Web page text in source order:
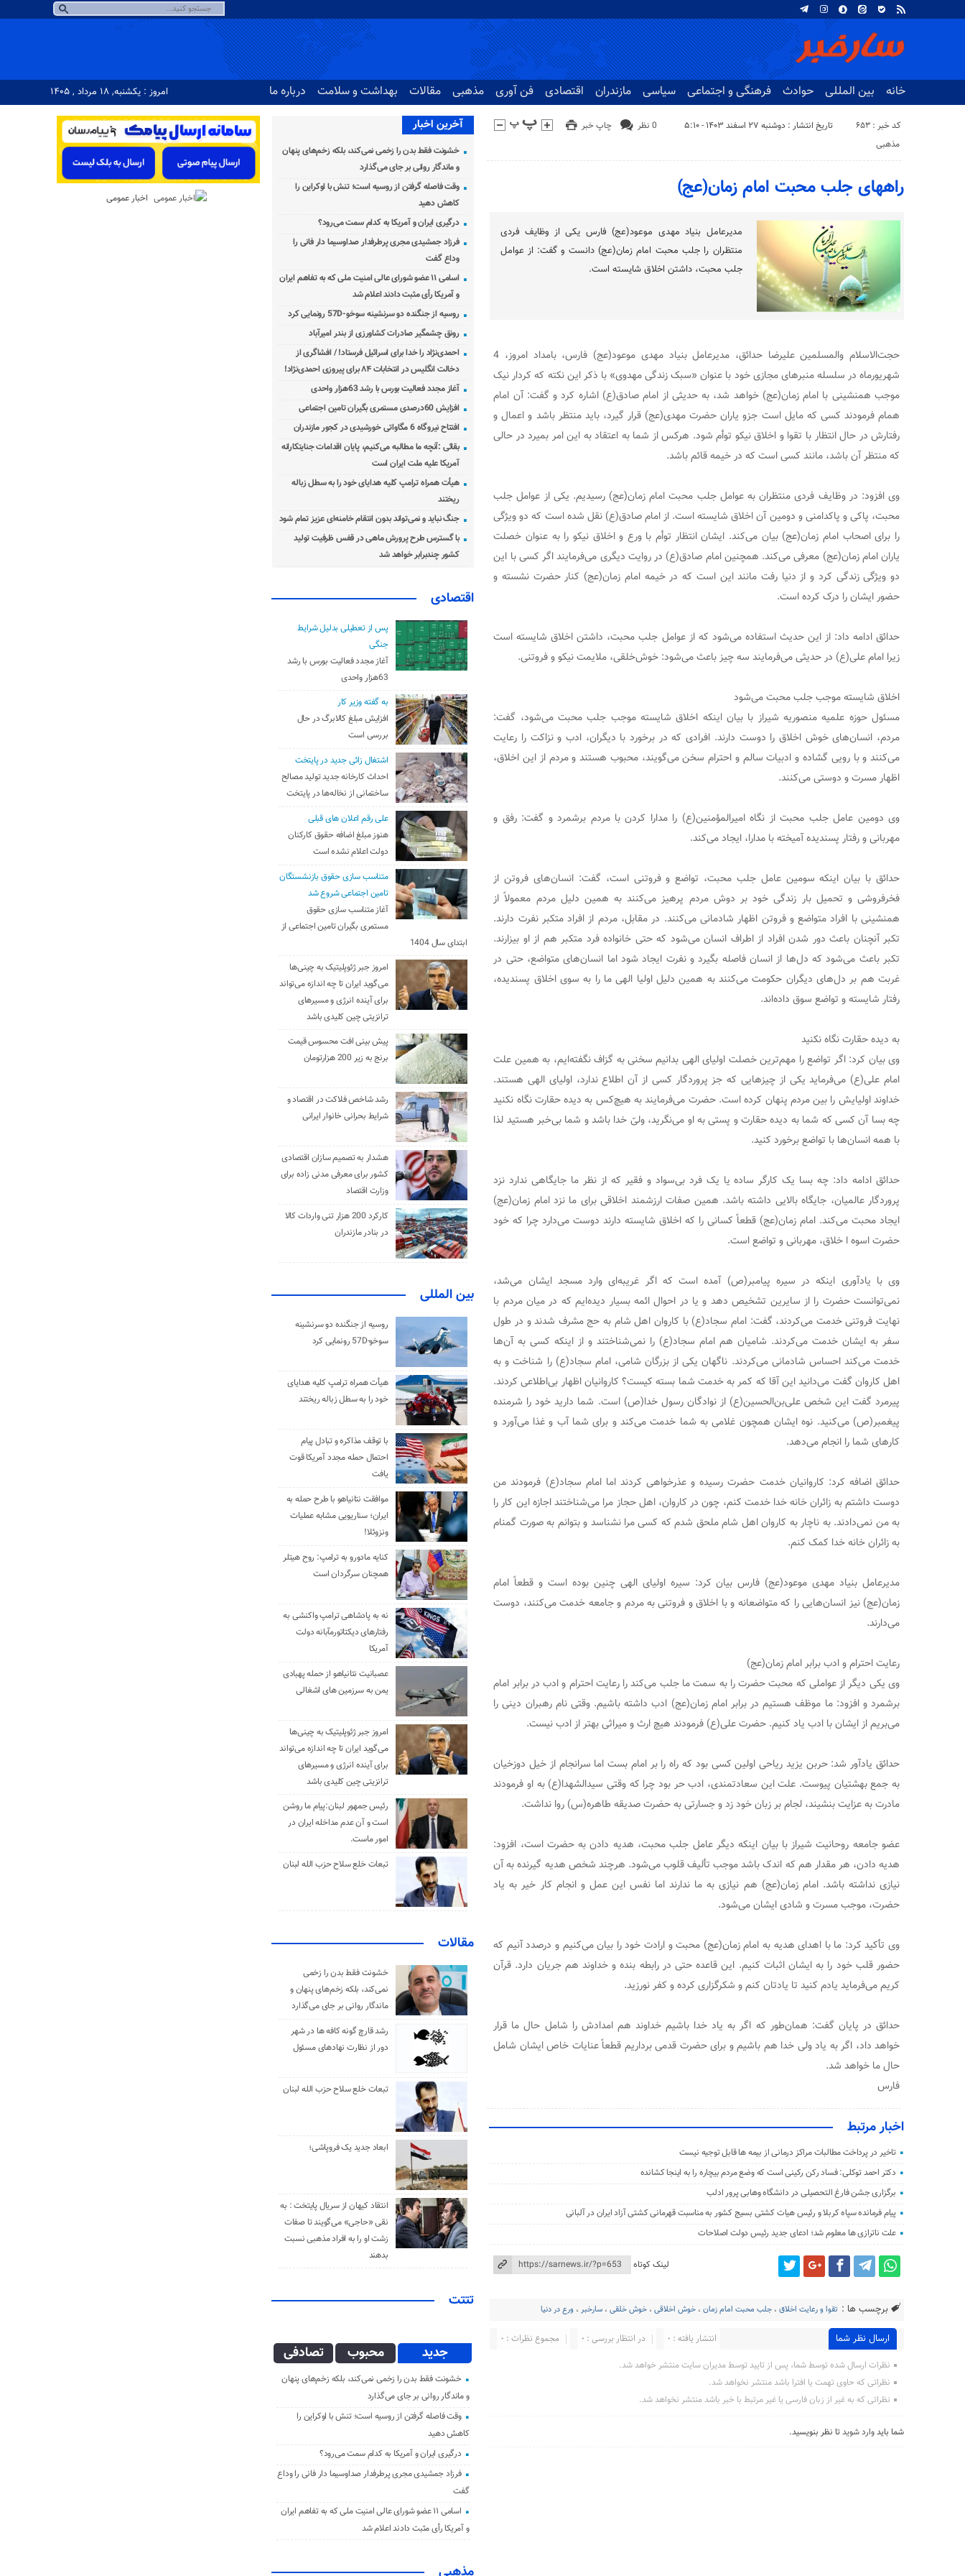
خانه بین المللی حوادث فرهنگی و اجتماعی سیاسی مازندران اقتصادی فن آوری مذهبی مقالات بهداشت و سلامت درباره ما امروز : یکشنبه, ۱۸ مرداد , ۱۴۰۵
کد خبر : 653 تاریخ انتشار : دوشنبه ۲۷ اسفند ۱۴۰۳ - ۵:۱۰ چاپ خبر
0 نظر
مذهبی
راههای جلب محبت امام زمان(عج)
مدیرعامل بنیاد مهدی موعود(عج) فارس یکی از وظایف فردی
منتظران را جلب محبت امام زمان(عج) دانست و گفت: از عوامل
جلب محبت، داشتن اخلاق شایسته است.
حجت‌الاسلام والمسلمین علیرضا حدائق، مدیرعامل بنیاد مهدی موعود(عج) فارس، بامداد امروز، 4
شهریورماه در سلسله منبرهای مجازی خود با عنوان «سبک زندگی مهدوی» با ذکر این نکته که کردار نیک
موجب همنشینی با امام زمان(عج) خواهد شد، به حدیثی از امام صادق(ع) اشاره کرد و گفت: آن امام
همام فرمودند کسی که مایل است جزو یاران حضرت مهدی(عج) قرار گیرد، باید منتظر باشد و اعمال و
رفتارش در حال انتظار با تقوا و اخلاق نیکو توأم شود. هرکس از شما به اعتقاد به این امر بمیرد در حالی
که منتظر آن باشد، مانند کسی است که در خیمه قائم باشد.
وی افزود: در وظایف فردی منتظران به عوامل جلب محبت امام زمان(عج) رسیدیم. یکی از عوامل جلب
محبت، پاکی و پاکدامنی و دومین آن اخلاق شایسته است. از امام صادق(ع) نقل شده است که دو ویژگی
را برای اصحاب امام زمان(عج) بیان می‌کند. ایشان انتظار توأم با ورع و اخلاق نیکو را به عنوان خصلت
یاران امام زمان(عج) معرفی می‌کند. همچنین امام صادق(ع) در روایت دیگری می‌فرمایند اگر کسی با این
دو ویژگی زندگی کرد و از دنیا رفت مانند این است که در خیمه امام زمان(عج) کنار حضرت نشسته و
حضور ایشان را درک کرده است.
حدائق ادامه داد: از این حدیث استفاده می‌شود که از عوامل جلب محبت، داشتن اخلاق شایسته است
زیرا امام علی(ع) در حدیثی می‌فرمایند سه چیز باعث می‌شود: خوش‌خلقی، ملایمت نیکو و فروتنی.
اخلاق شایسته موجب جلب محبت می‌شود
مسئول حوزه علمیه منصوریه شیراز با بیان اینکه اخلاق شایسته موجب جلب محبت می‌شود، گفت:
مردم، انسان‌های خوش اخلاق را دوست دارند. افرادی که در برخورد با دیگران، ادب و نزاکت را رعایت
می‌کنند و با رویی گشاده و ادبیات سالم و احترام سخن می‌گویند، محبوب هستند و مردم از این اخلاق،
اظهار مسرت و دوستی می‌کنند.
وی دومین عامل جلب محبت از نگاه امیرالمؤمنین(ع) را مدارا کردن با مردم برشمرد و گفت: رفق و
مهربانی و رفتار پسندیده آمیخته با مدارا، ایجاد می‌کند.
حدائق با بیان اینکه سومین عامل جلب محبت، تواضع و فروتنی است، گفت: انسان‌های فروتن از
فخرفروشی و تحمیل بار زندگی خود بر دوش مردم پرهیز می‌کنند به همین دلیل مردم معمولاً از
همنشینی با افراد متواضع و فروتن اظهار شادمانی می‌کنند. در مقابل، مردم از افراد متکبر نفرت دارند.
تکبر آنچنان باعث دور شدن افراد از اطراف انسان می‌شود که حتی خانواده فرد متکبر هم از او بیزارند.
تکبر باعث می‌شود که دل‌ها از انسان فاصله بگیرد و نفرت ایجاد شود اما انسان‌های متواضع، حتی در
غربت هم بر دل‌های دیگران حکومت می‌کنند به همین دلیل اولیا الهی ما را به سوی اخلاق پسندیده،
رفتار شایسته و تواضع سوق داده‌اند.
به دیده حقارت نگاه نکنید
وی بیان کرد: اگر تواضع را مهم‌ترین خصلت اولیای الهی بدانیم سخنی به گزاف نگفته‌ایم، به همین علت
امام علی(ع) می‌فرماید یکی از چیزهایی که جز پروردگار کسی از آن اطلاع ندارد، اولیای الهی هستند.
خداوند اولیایش را بین مردم پنهان کرده است. حضرت می‌فرمایند به هیچ‌کس به دیده حقارت نگاه نکنید
چه بسا آن کسی که شما به دیده حقارت و پستی به او می‌نگرید، ولیّ خدا باشد و شما بی‌خبر هستید لذا
با همه انسان‌ها با تواضع برخورد کنید.
حدائق ادامه داد: چه بسا یک کارگر ساده یا یک فرد بی‌سواد و فقیر که از نظر ما جایگاهی ندارد نزد
پروردگار عالمیان، جایگاه بالایی داشته باشد. همین صفات ارزشمند اخلاقی برای ما نزد امام زمان(عج)
ایجاد محبت می‌کند. امام زمان(عج) قطعاً کسانی را که اخلاق شایسته دارند دوست می‌دارد چرا که خود
حضرت اسوه ا خلاق، مهربانی و تواضع است.
وی با یادآوری اینکه در سیره پیامبر(ص) آمده است که اگر غریبه‌ای وارد مسجد ایشان می‎‌شد،
نمی‌توانست حضرت را از سایرین تشخیص دهد و یا در احوال ائمه بسیار دیده‌ایم که در میان مردم با
نهایت فروتنی خدمت می‌کردند، گفت: امام سجاد(ع) با کاروان اهل شام به حج مشرف شدند و در طول
سفر به ایشان خدمت می‌کردند. شامیان هم امام سجاد(ع) را نمی‌شناختند و از اینکه کسی به آن‌ها
خدمت می‌کند احساس شادمانی می‌کردند. ناگهان یکی از بزرگان شامی، امام سجاد(ع) را شناخت و به
اهل کاروان گفت می‌دانید این آقا که کمر به خدمت شما بسته کیست؟ کاروانیان اظهار بی‌اطلاعی کردند.
پیرمرد گفت این شخص علی‌بن‌الحسین(ع) از نوادگان رسول خدا(ص) است. شما دارید خود را شرمنده
پیغمبر(ص) می‌کنید. نوه ایشان همچون غلامی به شما خدمت می‌کند و برای شما آب و غذا می‌آورد و
کارهای شما را انجام می‌دهد.
حدائق اضافه کرد: کاروانیان خدمت حضرت رسیده و عذرخواهی کردند اما امام سجاد(ع) فرمودند من
دوست داشتم به زائران خانه خدا خدمت کنم، چون در کاروان، اهل حجاز مرا می‌شناختند اجازه این کار را
به من نمی‌دادند. به ناچار به کاروان اهل شام ملحق شدم که کسی مرا نشناسد و بتوانم به صورت گمنام
به زائران خانه خدا کمک کنم.
مدیرعامل بنیاد مهدی موعود(عج) فارس بیان کرد: سیره اولیای الهی چنین بوده است و قطعاً امام
زمان(عج) نیز انسان‌هایی را که متواضعانه و با اخلاق و فروتنی به مردم و جامعه خدمت می‌کنند، دوست
می‌دارند.
رعایت احترام و ادب برابر امام زمان(عج)
وی یکی دیگر از عواملی که محبت حضرت را به سمت ما جلب می‌کند را رعایت احترام و ادب در برابر امام
برشمرد و افزود: ما موظف هستیم در برابر امام زمان(عج) ادب داشته باشیم. وقتی نام رهبران دینی را
می‌بریم از ایشان با ادب یاد کنیم. حضرت علی(ع) فرمودند هیچ ارث و میراثی بهتر از ادب نیست.
حدائق یادآور شد: حربن یزید ریاحی اولین کسی بود که راه را بر امام بست اما سرانجام از خیل دوزخیان
به جمع بهشتیان پیوست. علت این سعادتمندی، ادب حر بود چرا که وقتی سیدالشهدا(ع) به او فرمودند
مادرت به عزایت بنشیند، لجام بر زبان خود زد و جسارتی به حضرت صدیقه طاهره(س) روا نداشت.
عضو جامعه روحانیت شیراز با بیان اینکه دیگر عامل جلب محبت، هدیه دادن به حضرت است، افزود:
هدیه دادن، هر مقدار هم که اندک باشد موجب تألیف قلوب می‌شود. هرچند شخص هدیه گیرنده به آن
نیازی نداشته باشد. امام زمان(عج) هم نیازی به ما ندارند اما نفس این عمل و انجام کار خیر به یاد
حضرت، موجب مسرت و شادی ایشان می‌شود.
وی تأکید کرد: ما با اهدای هدیه به امام زمان(عج) محبت و ارادت خود را بیان می‌کنیم و درصدد آنیم که
حضور قلب خود را به ایشان اثبات کنیم. این قاعده حتی در رابطه بنده و خداوند هم جریان دارد. قرآن
کریم می‌فرماید یادم کنید تا یادتان کنم و شکرگزاری کرده و کفر نورزید.
حدائق در پایان گفت: همان‌طور که اگر به یاد خدا باشیم خداوند هم امدادش را شامل حال ما قرار
خواهد داد، اگر به یاد ولی خدا هم باشیم و برای حضرت قدمی برداریم قطعاً عنایات خاص ایشان شامل
حال ما خواهد شد.
فارس
اخبار مرتبط
تاخیر در پرداخت مطالبات مراکز درمانی از بیمه ها قابل توجیه نیست
دکتر احمد توکلی: فساد رکن رکینی است که وضع مردم بیچاره را به اینجا کشانده
برگزاری جشن فارغ التحصیلی در دانشگاه وهابی پرور ادلب
پیام فرمانده سپاه کربلا و رئیس هیات کشتی بسیج کشور به مناسبت قهرمانی کشتی آزاد ایران در آلبانی
علت ناترازی ها معلوم شد؛ ادعای جدید رئيس دولت اصلاحات
لینک کوتاه
برچسب ها : تقوا و رعایت اخلاق ،جلب محبت امام زمان ،خوش اخلاقی ،خوش خلقی ،سارخبر ،ورع در دنیا
ارسال نظر شما مجموع نظرات : 0 در انتظار بررسی : 0 انتشار یافته : 0
نظرات ارسال شده توسط شما، پس از تایید توسط مدیران سایت منتشر خواهد شد.
نظراتی که حاوی تهمت یا افترا باشد منتشر نخواهد شد.
نظراتی که به غیر از زبان فارسی یا غیر مرتبط با خبر باشد منتشر نخواهد شد.
شما بایدوارد شویدتا نظر بنویسید.
آخرین اخبار
خشونت فقط بدن را زخمی نمی‌کند، بلکه زخم‌های پنهان
و ماندگار روانی بر جای می‌گذارد
وقت فاصله گرفتن از روسیه است؛ تنش با اوکراین را
کاهش دهید
درگیری ایران و آمریکا به کدام سمت می‌رود؟
فرزاد جمشیدی مجری پرطرفدار صداوسیما دار فانی را
وداع گفت
اسامی ۱۱ عضو شورای عالی امنیت ملی که به تفاهم ایران
و آمریکا رأی مثبت دادند اعلام شد
روسیه از جنگنده دو سرنشینه سوخو-57D رونمایی کرد
رونق چشمگیر صادرات کشاورزی از بندر امیرآباد
احمدی‌نژاد را خدا برای اسرائیل فرستاد! / افشاگری از
دخالت انگلیس در انتخابات ۸۴ برای پیروزی احمدی‌نژاد!
آغاز مجدد فعالیت بورس با رشد 63هزار واحدی
افزایش 60درصدی مستمری بگیران تامین اجتماعی
افتتاح نیروگاه 6 مگاواتی خورشیدی در کجور مازندران
بقائی :آنچه ما مطالبه می‌کنیم، پایان اقدامات جنایتکارانه
آمریکا علیه ملت ایران است
هیأت همراه ترامپ کلیه هدایای خود را به سطل زباله
ریختند
جنگ نباید و نمی‌تواند بدون انتقام خامنه‌ای عزیز تمام شود
با گسترس طرح پرورش ماهی در قفس ظرفیت تولید
کشور چندبرابر خواهد شد
اقتصادی
پس از تعطیلی بدلیل شرایط
جنگی
آغاز مجدد فعالیت بورس با رشد
63هزار واحدی
به گفته وزیر کار
افزایش مبلغ کالابرگ در حال
بررسی است
اشتغال زائی جدید در پایتخت
احداث کارخانه جدید تولید مصالح
ساختمانی از نخاله‌ها در پایتخت
علی رقم اعلان های قبلی
هنوز مبلغ اضافه حقوق کارکنان
دولت اعلام نشده است
متناسب سازی حقوق بازنشستگان
تامین اجتماعی شروع شد
آغاز متناسب سازی حقوق
مستمری بگیران تامین اجتماعی از
ابتدای سال 1404
امروز جبر ژئوپلیتیک به چینی‌ها
می‌گوید ایران تا چه اندازه می‌تواند
برای آینده انرژی و مسیرهای
ترانزیتی چین کلیدی باشد
پیش بینی افت محسوس قیمت
برنج به زیر 200 هزارتومان
رشد شاخص فلاکت در اقتصاد و
شرایط بحرانی خانوار ایرانی
هشدار به تصمیم سازان اقتصادی
کشور برای معرفی مدنی زاده برای
وزارت اقتصاد
کارکرد 200 هزار تنی واردات کالا
در بنادر مازندران
بین المللی
روسیه از جنگنده دو سرنشینه
سوخو-57D رونمایی کرد
هیأت همراه ترامپ کلیه هدایای
خود را به سطل زباله ریختند
با توقف مذاکره و تبادل پیام
احتمال حمله مجدد آمریکا قوت
یافت
موافقت نتانیاهو با طرح حمله به
ایران؛ سناریویی مشابه عملیات
ونزوئلا!
کنایه مادورو به ترامپ: روح هیتلر
همچنان سرگردان است
نه به پادشاهی ترامپ واکنشی به
رفتارهای دیکتاتورمآبانه دولت
آمریکا
عصبانیت نتانیاهو از حمله پهبادی
یمن به سرزمین های اشغالی
امروز جبر ژئوپلیتیک به چینی‌ها
می‌گوید ایران تا چه اندازه می‌تواند
برای آینده انرژی و مسیرهای
ترانزیتی چین کلیدی باشد
رئیس جمهور لبنان:پیام ما روشن
است و آن عدم مداخله ایران در
امور ماست.
تبعات خلع سلاح حزب الله لبنان
مقالات
خشونت فقط بدن را زخمی
نمی‌کند، بلکه زخم‌های پنهان و
ماندگار روانی بر جای می‌گذارد
رشد قارچ گونه کافه ها در شهر
دور از نظارت نهادهای مسئول
تبعات خلع سلاح حزب الله لبنان
ابعاد جدید یک فروپاشی؛
انتقاد کیهان از سریال پایتخت : به
نقی «حاجی» می‌گویند تا صفات
زشت او را به افراد مذهبی نسبت
بدهند
تتتت
جدید محبوب تصادفی
خشونت فقط بدن را زخمی نمی‌کند، بلکه زخم‌های پنهان
و ماندگار روانی بر جای می‌گذارد
وقت فاصله گرفتن از روسیه است؛ تنش با اوکراین را
کاهش دهید
درگیری ایران و آمریکا به کدام سمت می‌رود؟
فرزاد جمشیدی مجری پرطرفدار صداوسیما دار فانی را وداع
گفت
اسامی ۱۱ عضو شورای عالی امنیت ملی که به تفاهم ایران
و آمریکا رأی مثبت دادند اعلام شد
مذهبی
اخبار عمومی